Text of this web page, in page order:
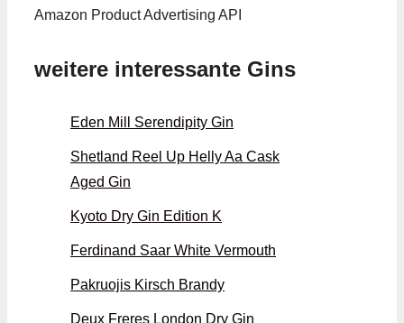
Amazon Product Advertising API
weitere interessante Gins
Eden Mill Serendipity Gin
Shetland Reel Up Helly Aa Cask
Aged Gin
Kyoto Dry Gin Edition K
Ferdinand Saar White Vermouth
Pakruojis Kirsch Brandy
Deux Freres London Dry Gin